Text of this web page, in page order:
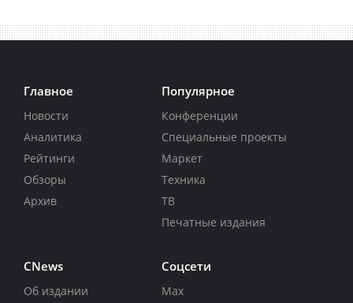
Главное
Новости
Аналитика
Рейтинги
Обзоры
Архив
Популярное
Конференции
Специальные проекты
Маркет
Техника
ТВ
Печатные издания
CNews
Об издании
Соцсети
Max